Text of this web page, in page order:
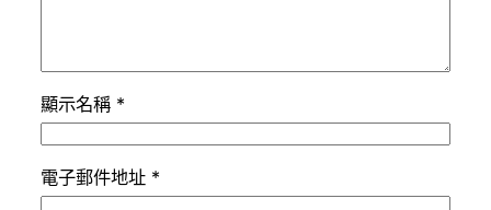
顯示名稱 *
電子郵件地址 *